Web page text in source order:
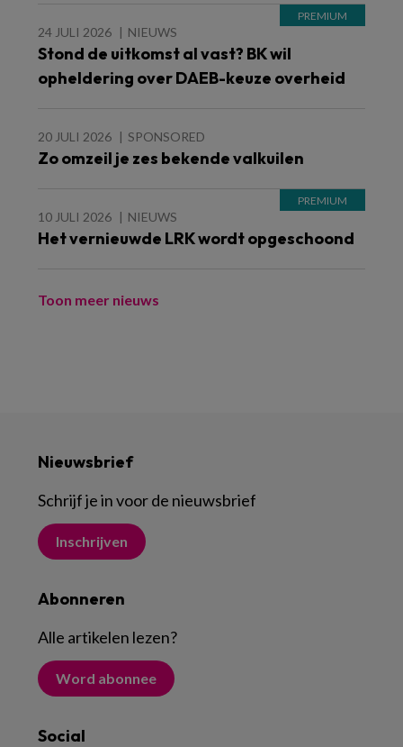
24 JULI 2026 NIEUWS
Stond de uitkomst al vast? BK wil
opheldering over DAEB-keuze overheid
20 JULI 2026 SPONSORED
Zo omzeil je zes bekende valkuilen
10 JULI 2026 NIEUWS
Het vernieuwde LRK wordt opgeschoond
Toon meer nieuws
Nieuwsbrief
Schrijf je in voor de nieuwsbrief
Inschrijven
Abonneren
Alle artikelen lezen?
Word abonnee
Social